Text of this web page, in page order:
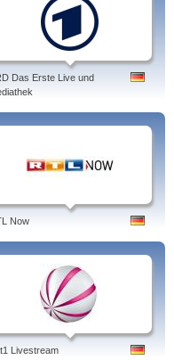
Das Erste Live und
Now
Livestream